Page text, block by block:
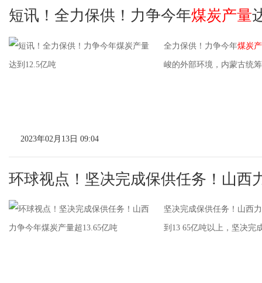
短讯！全力保供！力争今年煤炭产量
全力保供！力争今年煤炭
峻的外部环境，内蒙古统
2023年02月13日 09:04
环球视点！坚决完成保供任务！山西
坚决完成保供任务！山西
到13 65亿吨以上，坚决完